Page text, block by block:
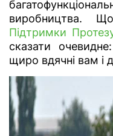
виробництва.
Підтримки
сказати
щиро вдячні вам і